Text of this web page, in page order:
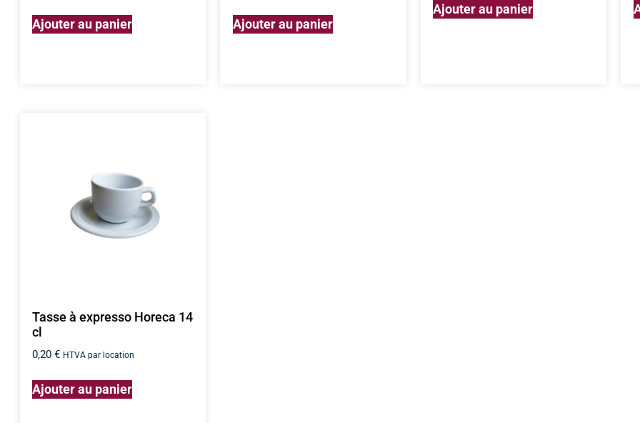
Ajouter au panier Ajouter au panier
Ajouter au panier
Tasse à expresso Horeca 14
cl
0,20€ HTVA par location
Ajouter au panier